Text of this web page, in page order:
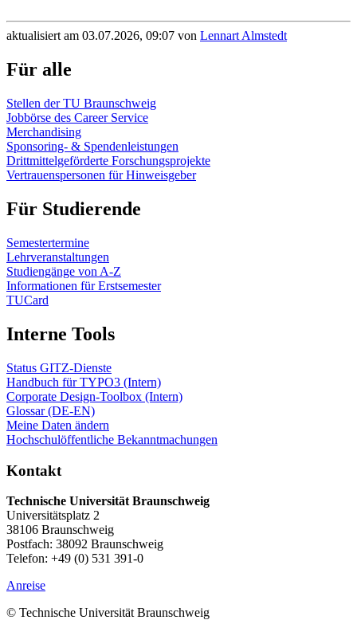
aktualisiert am 03.07.2026, 09:07 von Lennart Almstedt
Für alle
Stellen der TU Braunschweig
Jobbörse des Career Service
Merchandising
Sponsoring- & Spendenleistungen
Drittmittelgeförderte Forschungsprojekte
Vertrauenspersonen für Hinweisgeber
Für Studierende
Semestertermine
Lehrveranstaltungen
Studiengänge von A-Z
Informationen für Erstsemester
TUCard
Interne Tools
Status GITZ-Dienste
Handbuch für TYPO3 (Intern)
Corporate Design-Toolbox (Intern)
Glossar (DE-EN)
Meine Daten ändern
Hochschulöffentliche Bekanntmachungen
Kontakt
Technische Universität Braunschweig
Universitätsplatz 2
38106 Braunschweig
Postfach: 38092 Braunschweig
Telefon: +49 (0) 531 391-0
Anreise
© Technische Universität Braunschweig